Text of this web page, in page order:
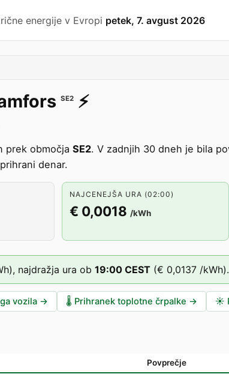
energije v Evropi petek, 7. avgust 2026
SE2 ⚡️
prek območja SE2. V zadnjih 30 dneh je bila
denar.
NAJCENEJŠA URA (02:00)
€ 0,0018 /kWh
najdražja ura ob 19:00 CEST (€ 0,0137 /kWh).
vozila → 🌡️ Prihranek toplotne črpalke → ☀️
Povprečje